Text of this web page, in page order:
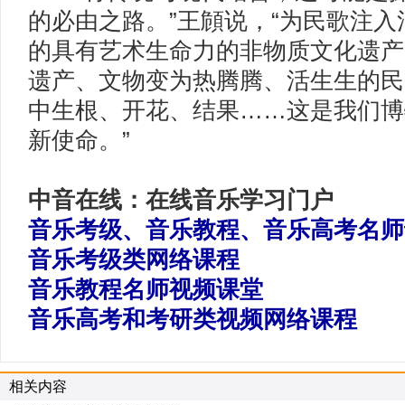
的必由之路。”王頠说，“为民歌注
的具有艺术生命力的非物质文化遗
遗产、文物变为热腾腾、活生生的
中生根、开花、结果……这是我们
新使命。”
中音在线：在线音乐学习门户
音乐考级、音乐教程、音乐高考名
音乐考级类网络课程
音乐教程名师视频课堂
音乐高考和考研类视频网络课程
相关内容